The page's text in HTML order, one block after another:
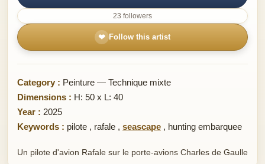
23 followers
❤ Follow this artist
Category : Peinture — Technique mixte
Dimensions : H: 50 x L: 40
Year : 2025
Keywords : pilote , rafale , seascape , hunting embarquee
Un pilote d'avion Rafale sur le porte-avions Charles de Gaulle